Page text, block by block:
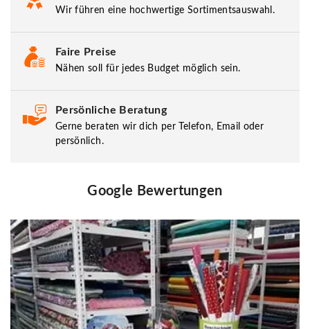
Wir führen eine hochwertige Sortimentsauswahl.
Faire Preise
Nähen soll für jedes Budget möglich sein.
Persönliche Beratung
Gerne beraten wir dich per Telefon, Email oder
persönlich.
Google Bewertungen